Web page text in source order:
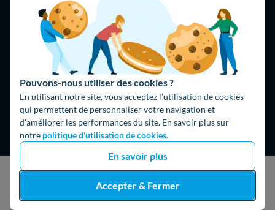
Pouvons-nous utiliser des cookies ?
En utilisant notre site, vous acceptez l’utilisation de cookies
qui permettent de personnaliser votre navigation et
d’améliorer les performances du site. En savoir plus sur
notre politique d'utilisation de cookies.
En savoir plus
Accepter & Fermer
J'obtiens un devis gratuit
Hello What ?
L'équipe de rédaction
Hello Watt Espagne